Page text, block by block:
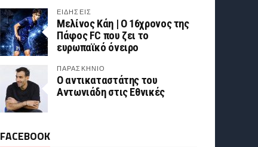
ΕΙΔΗΣΕΙΣ
Μελίνος Κάη | Ο 16χρονος της
Πάφος FC που ζει το
ευρωπαϊκό όνειρο
ΠΑΡΑΣΚΉΝΙΟ
Ο αντικαταστάτης του
Αντωνιάδη στις Εθνικές
FACEBOOK